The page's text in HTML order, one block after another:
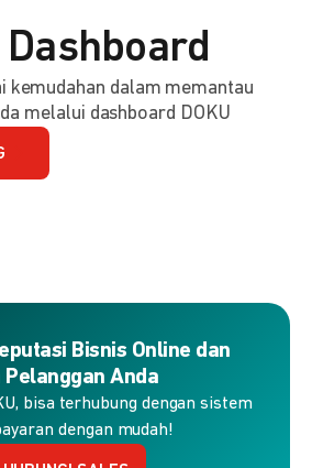
kemudahan dalam memantau
melalui dashboard DOKU
Bisnis Online dan
Pelanggan Anda
bisa terhubung dengan sistem
dengan mudah!